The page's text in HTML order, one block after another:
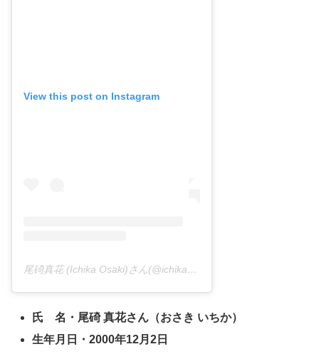
View this post on Instagram
尾碕真花 (Ichika Osaki)さん(@ichika_osaki_official)がシェアした投稿 –
氏 名・尾碕 真花さん（おさき いちか）
生年月日・2000年12月2日